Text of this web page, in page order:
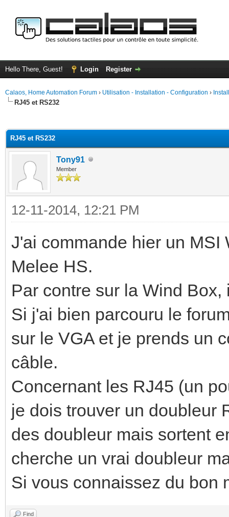
Hello There, Guest! Login Register
Calaos, Home Automation Forum › Utilisation - Installation - Configuration ›
RJ45 et RS232
RJ45 et RS232
Tony91
Member
12-11-2014, 12:21 PM
J'ai commande hier un MSI
Melee HS.
Par contre sur la Wind
Si j'ai bien parcouru le
sur le VGA et je prends un
câble.
Concernant les RJ45 (un
je dois trouver un doubleur
des doubleur mais sortent
cherche un vrai doubleur
Si vous connaissez du bon
Find